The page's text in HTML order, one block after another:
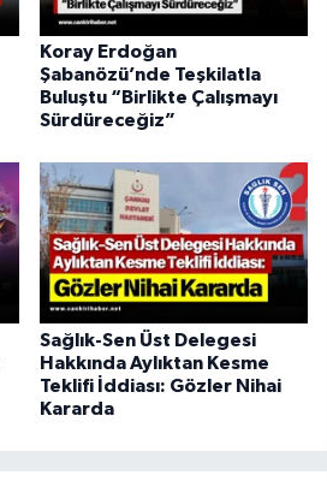
Koray Erdoğan
Şabanözü’nde Teşkilatla
Buluştu “Birlikte Çalışmayı
Sürdüreceğiz”
Sağlık-Sen Üst Delegesi
Hakkında Aylıktan Kesme
Teklifi İddiası: Gözler Nihai
Kararda